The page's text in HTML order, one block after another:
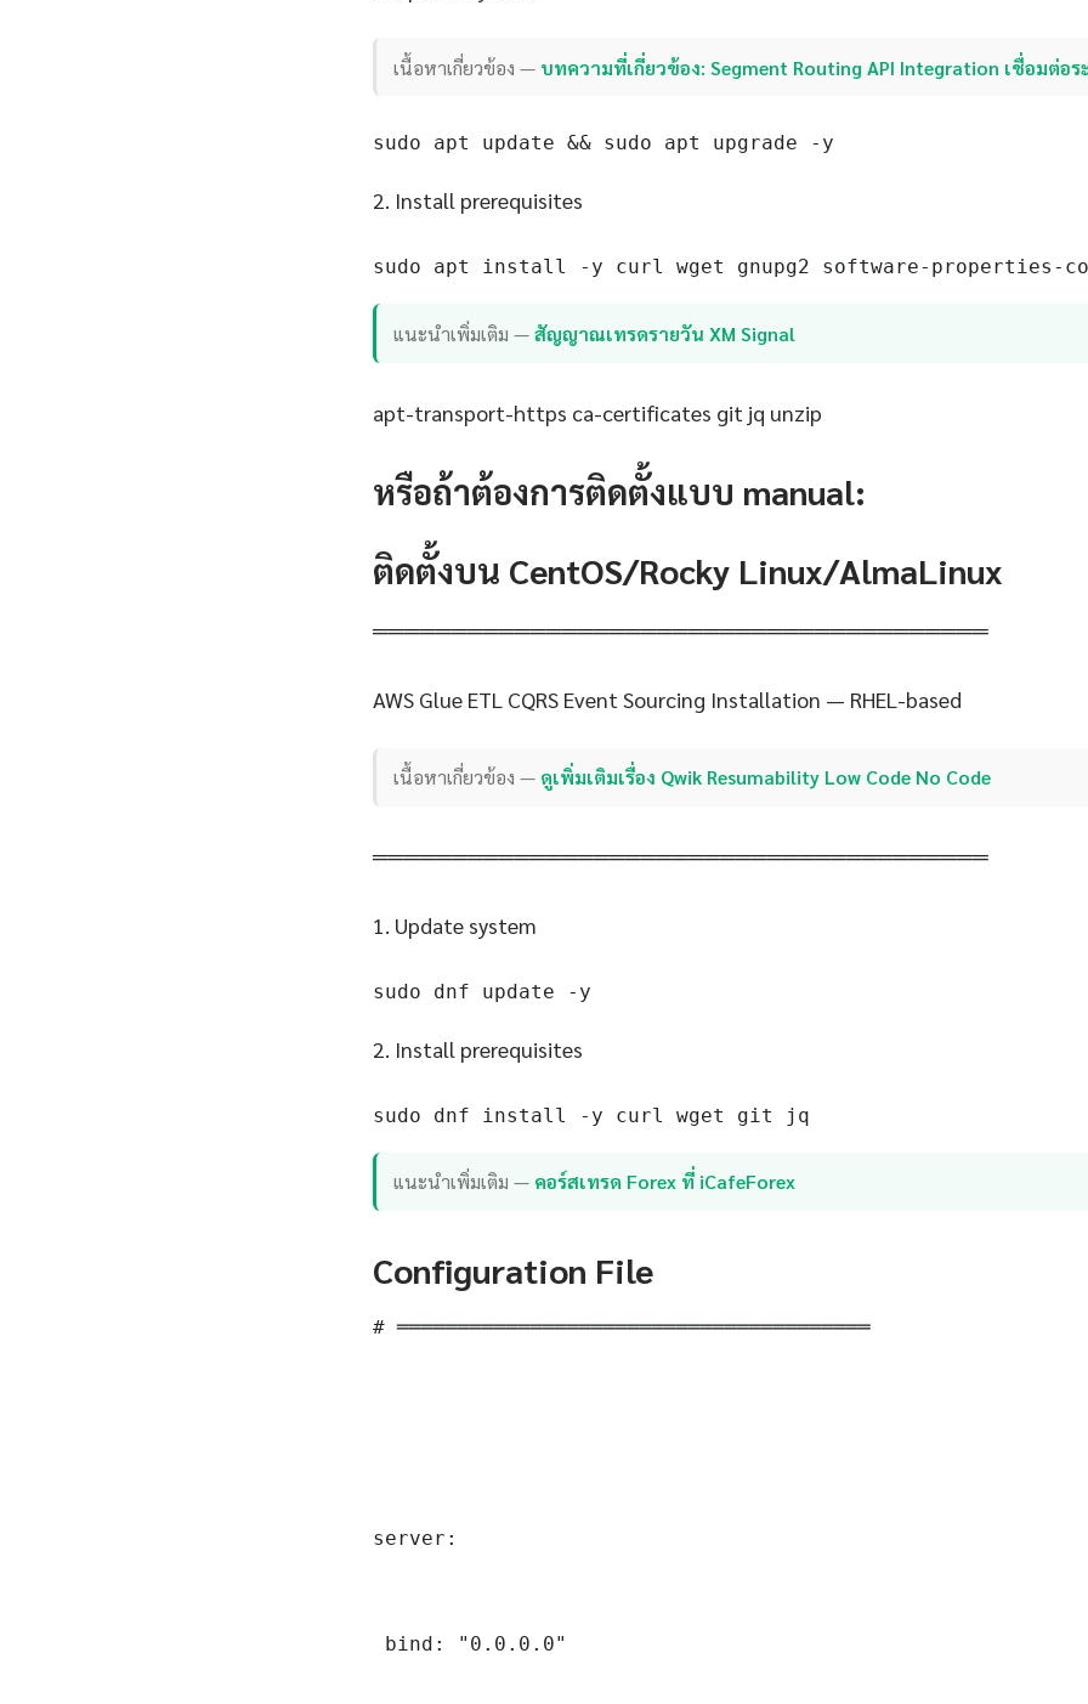
เนื้อหาเกี่ยวข้อง — บทความที่เกี่ยวข้อง: Segment Routing API Integration เชื่อมต่อ
sudo apt update && sudo apt upgrade -y
2. Install prerequisites
sudo apt install -y curl wget gnupg2 software-properties-
แนะนำเพิ่มเติม —สัญญาณเทรดรายวัน XM Signal
apt-transport-https ca-certificates git jq unzip
หรือถ้าต้องการติดตั้งแบบ manual:
ติดตั้งบน CentOS/Rocky Linux/AlmaLinux
═══════════════════════════════════════
AWS Glue ETL CQRS Event Sourcing Installation — RHEL-based
เนื้อหาเกี่ยวข้อง — ดูเพิ่มเติมเรื่อง Qwik Resumability Low Code No Code
═══════════════════════════════════════
1. Update system
sudo dnf update -y
2. Install prerequisites
sudo dnf install -y curl wget git jq
แนะนำเพิ่มเติม — คอร์สเทรด Forex ที่ iCafeForex
Configuration File
# ═══════════════════════════════════════
server:
bind: "0.0.0.0"